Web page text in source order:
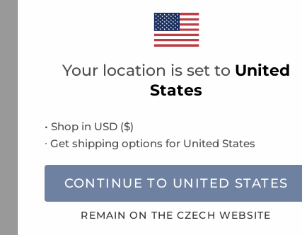
Your location is set to United
States
• Shop in USD($)
∙ Get shipping options for United States
CONTINUE TO UNITED STATES
REMAIN ON THECZECH WEBSITE
Myslet udržitelně
Zjistěte, jak zajišťujeme, aby každý detail našich
produktů byl maximálně udržitelný ..
říjen 14, 21
Tags:
sustainability